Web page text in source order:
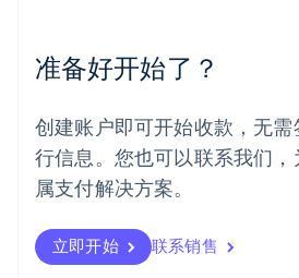
准备好开始了？
创建账户即可开始收款，无
行信息。您也可以联系我们
属支付解决方案。
立即开始 联系销售
挪威
葡萄牙
Português English
日本
日本語English
瑞典
瑞士
DeutschFrançais